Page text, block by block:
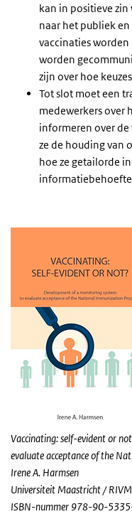
kan in positieve
naar het publiek
vaccinaties
worden
zijn over hoe
Tot slot moet een
medewerkers over
informeren over
ze de houding van
hoe ze getailorde
Vaccinating: self-evident or
evaluate acceptance of the
Irene A. Harmsen
Universiteit Maastricht / RIVM
ISBN-nummer 978-90-